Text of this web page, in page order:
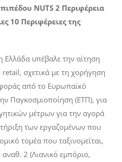
NUTS 2 Περιφέρεια
10 Περιφέρειες της
Ελλάδα υπέβαλε την αίτηση
σχετικά με τη χορήγηση
από το Ευρωπαϊκό
Παγκοσμιοποίηση (ΕΤΠ), για
μέτρων για την αγορά
των εργαζομένων που
τομέα που ταξινομείται,
2 (Λιανικό εμπόριο,